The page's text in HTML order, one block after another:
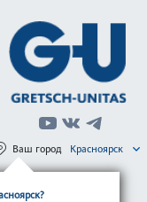
Ваш город Красноярск